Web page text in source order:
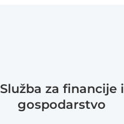
Služba za financije i
gospodarstvo